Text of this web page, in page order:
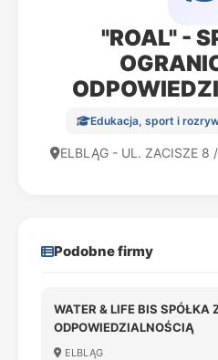
"ROAL" -
Edukacja, sport i
ELBLĄG - UL. ZACISZE 8
Podobne firmy
WATER & LIFE BIS SPÓŁKA
ODPOWIEDZIALNOŚCIĄ
ELBLĄG